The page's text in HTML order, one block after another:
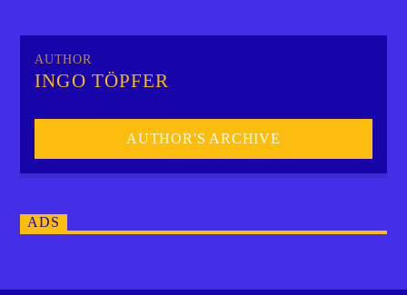
AUTHOR
INGO TÖPFER
AUTHOR'S ARCHIVE
ADS